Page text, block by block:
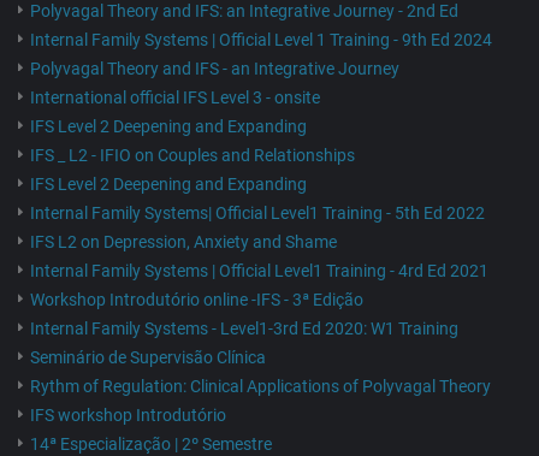
Polyvagal Theory and IFS: an Integrative Journey - 2nd Ed
Internal Family Systems | Official Level 1 Training - 9th Ed 2024
Polyvagal Theory and IFS - an Integrative Journey
International official IFS Level 3 - onsite
IFS Level 2 Deepening and Expanding
IFS _ L2 - IFIO on Couples and Relationships
IFS Level 2 Deepening and Expanding
Internal Family Systems| Official Level1 Training - 5th Ed 2022
IFS L2 on Depression, Anxiety and Shame
Internal Family Systems | Official Level1 Training - 4rd Ed 2021
Workshop Introdutório online -IFS - 3ª Edição
Internal Family Systems - Level1-3rd Ed 2020: W1 Training
Seminário de Supervisão Clínica
Rythm of Regulation: Clinical Applications of Polyvagal Theory
IFS workshop Introdutório
14ª Especialização | 2º Semestre